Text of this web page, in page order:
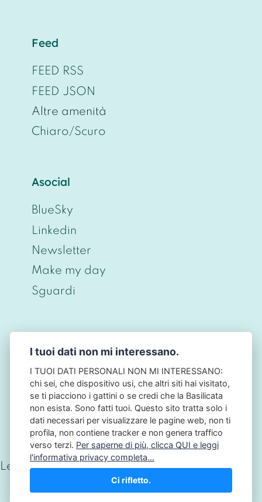
Feed
FEED RSS
FEED JSON
Altre amenità
Chiaro/Scuro
Asocial
BlueSky
Linkedin
Newsletter
Make my day
Sguardi
© CHRISTIAN BERNIERI 2026 - P.IVA
ITO698O43O968 - PRIVACY BY DESIGN • NO
TRACKING • NO COOKIES - NB: QUESTO SITO
NON HA ALCUN LEGAME CON L'AUTORITÀ
GARANTE PER LA PROTEZIONE DEI DATI
PERSONALI: IL GARANTE PRIVACY.
Letture totali:190.097
I tuoi dati non mi interessano.
I TUOI DATI PERSONALI NON MI INTERESSANO:
chi sei, che dispositivo usi, che altri siti hai visitato,
se ti piacciono i gattini o se credi che la Basilicata
non esista. Sono fatti tuoi. Questo sito tratta solo i
dati necessari per visualizzare le pagine web, non ti
profila, non contiene tracker e non genera traffico
verso terzi. Per saperne di più, clicca QUI e leggi
l'informativa privacy completa...
Ci rifletto.